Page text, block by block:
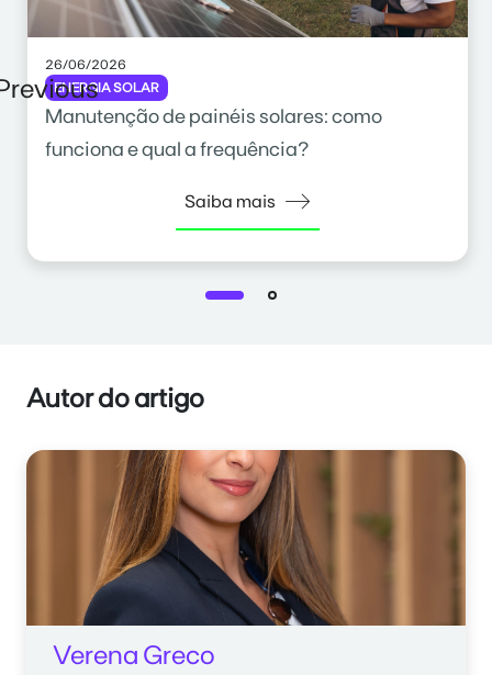
26/06/2026
ENERGIA SOLAR
Manutenção de painéis solares: como
funciona e qual a frequência?
Saiba mais
Autor do artigo
Verena Greco